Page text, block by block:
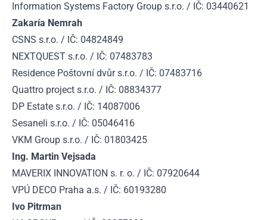
Information Systems Factory Group s.r.o. / IČ: 03440621
Zakaría Nemrah
CSNS s.r.o. / IČ: 04824849
NEXTQUEST s.r.o. / IČ: 07483783
Residence Poštovní dvůr s.r.o. / IČ: 07483716
Quattro project s.r.o. / IČ: 08834377
DP Estate s.r.o. / IČ: 14087006
Sesaneli s.r.o. / IČ: 05046416
VKM Group s.r.o. / IČ: 01803425
Ing. Martin Vejsada
MAVERIX INNOVATION s. r. o. / IČ: 07920644
VPÚ DECO Praha a.s. / IČ: 60193280
Ivo Pitrman